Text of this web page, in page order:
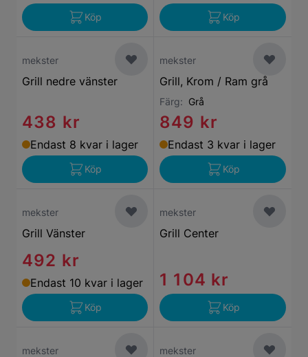
Köp Köp
mekster
Grill nedre vänster
438 kr
Endast 8 kvar i lager
Köp
mekster
Grill, Krom / Ram grå
Färg: Grå
849 kr
Endast 3 kvar i lager
Köp
mekster
Grill Vänster
492 kr
Endast 10 kvar i lager
Köp
mekster
Grill Center
1 104 kr
Köp
mekster mekster